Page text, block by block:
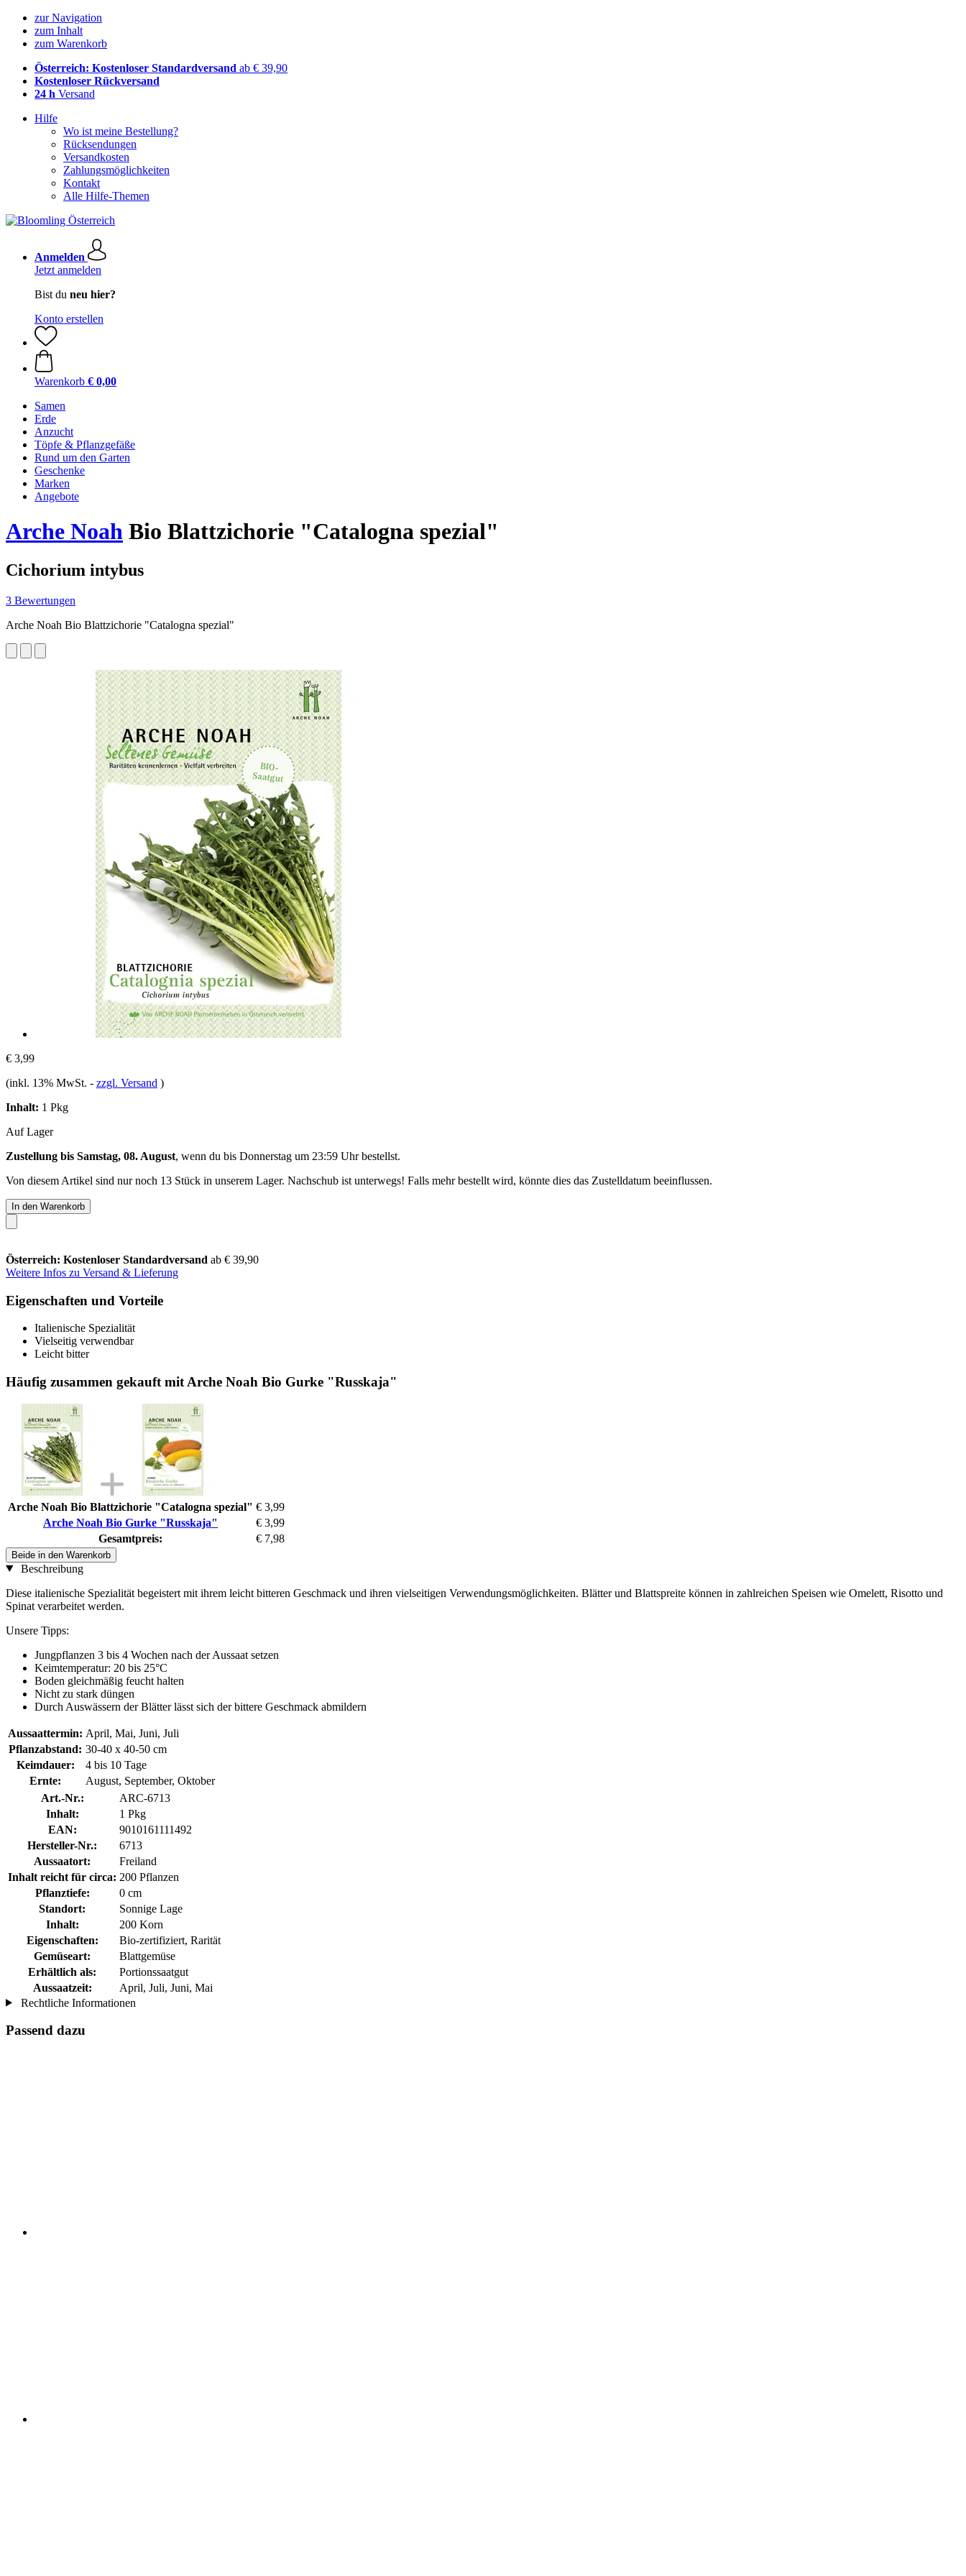
zur Navigation
zum Inhalt
zum Warenkorb
Österreich: Kostenloser Standardversand ab € 39,90
Kostenloser Rückversand
24 h Versand
Hilfe
Wo ist meine Bestellung?
Rücksendungen
Versandkosten
Zahlungsmöglichkeiten
Kontakt
Alle Hilfe-Themen
Anmelden
Jetzt anmelden
Bist du neu hier?
Konto erstellen
Warenkorb € 0,00
Samen
Erde
Anzucht
Töpfe & Pflanzgefäße
Rund um den Garten
Geschenke
Marken
Angebote
Arche Noah Bio Blattzichorie "Catalogna spezial"
Cichorium intybus
3 Bewertungen
Arche Noah Bio Blattzichorie "Catalogna spezial"
€ 3,99
(inkl. 13% MwSt. - zzgl. Versand )
Inhalt: 1 Pkg
Auf Lager
Zustellung bis Samstag, 08. August, wenn du bis Donnerstag um 23:59 Uhrbestellst.
Von diesem Artikel sind nur noch 13 Stück in unserem Lager. Nachschub ist unterwegs! Falls mehr bestellt wird, könnte dies das Zustelldatum beeinflussen.
In den Warenkorb
Österreich: Kostenloser Standardversand ab € 39,90
Weitere Infos zu Versand & Lieferung
Eigenschaften und Vorteile
Italienische Spezialität
Vielseitig verwendbar
Leicht bitter
Häufig zusammen gekauft mit Arche Noah Bio Gurke "Russkaja"
Arche Noah Bio Blattzichorie "Catalogna spezial" € 3,99
Arche Noah Bio Gurke "Russkaja"
€ 3,99
Gesamtpreis:
€ 7,98
Beide in den Warenkorb
Beschreibung
Diese italienische Spezialität begeistert mit ihrem leicht bitteren Geschmack und ihren vielseitigen Verwendungsmöglichkeiten. Blätter und Blattspreite können in zahlreichen Speisen wie Omelett, Risotto und
Spinat verarbeitet werden.
Unsere Tipps:
Jungpflanzen 3 bis 4 Wochen nach der Aussaat setzen
Keimtemperatur: 20 bis 25°C
Boden gleichmäßig feucht halten
Nicht zu stark düngen
Durch Auswässern der Blätter lässt sich der bittere Geschmack abmildern
Aussaattermin: April, Mai, Juni, Juli
Pflanzabstand: 30-40 x 40-50 cm
Keimdauer:
4 bis 10 Tage
Ernte:
August, September, Oktober
Art.-Nr.:
ARC-6713
Inhalt:
1 Pkg
EAN:
9010161111492
Hersteller-Nr.:
6713
Aussaatort:
Freiland
Inhalt reicht für circa: 200 Pflanzen
Pflanztiefe:
0 cm
Standort:
Sonnige Lage
Inhalt:
200 Korn
Eigenschaften:
Bio-zertifiziert, Rarität
Gemüseart:
Blattgemüse
Erhältlich als:
Portionssaatgut
Aussaatzeit:
April, Juli, Juni, Mai
Rechtliche Informationen
Passend dazu